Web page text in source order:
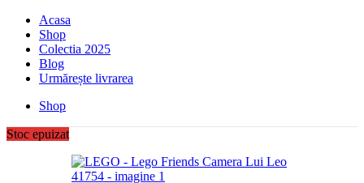
Acasa
Shop
Colectia 2025
Blog
Urmărește livrarea
Shop
Stoc epuizat